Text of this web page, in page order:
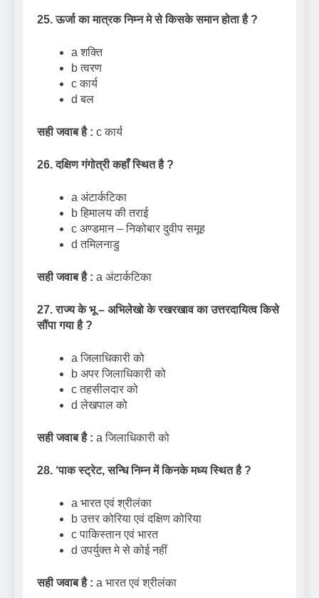
25. ऊर्जा का मात्रक निम्न मे से किसके समान होता है ?
a शक्ति
b त्वरण
c कार्य
d बल
सही जवाब है : c कार्य
26.दक्षिण गंगोत्री कहाँ स्थित है ?
a अंटार्कटिका
b हिमालय की तराई
c अण्डमान – निकोबार दुवीप समूह
d तमिलनाडु
सही जवाब है : a अंटार्कटिका
27. राज्य के भू – अभिलेखो के रखरखाव का उत्तरदायित्व किसे
सौंपा गया है ?
a जिलाधिकारी को
b अपर जिलाधिकारी को
c तहसीलदार को
d लेखपाल को
सही जवाब है : a जिलाधिकारी को
28. ‘पाक स्ट्रेट,सन्धि निम्न में किनके मध्य स्थित है ?
a भारत एवं श्रीलंका
b उत्तर कोरिया एवं दक्षिण कोरिया
c पाकिस्तान एवं भारत
d उपर्युक्त मे से कोई नहीं
सही जवाब है : a भारत एवं श्रीलंका